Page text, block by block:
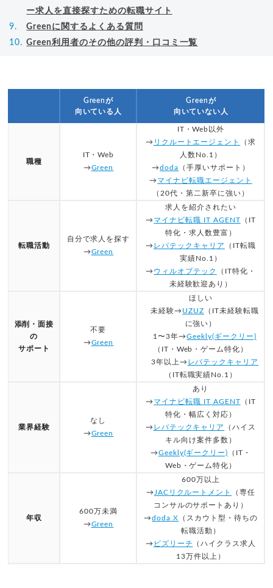
ー求人を直接探すための転職サイト
Greenに関するよくある質問
Green利用者のその他の評判・口コミ一覧
Greenが
向いている人
Greenが
向いていない人
職種
IT・Web
→Green
IT・Web以外
→ リクルートエージェント
（求
人数No.1）
→doda （手厚いサポート）
→ マイナビ転職エージェント
（20代・第二新卒に強い）
転職活動
自分で求人を探す
→Green
求人を紹介されたい
→ マイナビ転職 IT AGENT （IT
特化・求人数豊富）
→ レバテックキャリア
（IT転職
実績No.1）
→ ウィルオブテック
（IT特化・
未経験歓迎あり）
添削・面接
の
サポート
不要
→Green
ほしい
未経験→ UZUZ （IT未経験転職
に強い）
1〜3年→Geekly(ギークリー)
（IT・Web・ゲーム特化）
3年以上→ レバテックキャリア
（IT転職実績No.1）
業界経験
なし
→Green
あり
→ マイナビ転職 IT AGENT （IT
特化・幅広く対応）
→ レバテックキャリア
（ハイス
キル向け案件多数）
→Geekly(ギークリー)
（IT・
Web・ゲーム特化）
年収
600万未満
→Green
600万以上
→ JACリクルートメント
（専任
コンサルのサポートあり）
→doda X （スカウト型・待ちの
転職活動）
→ ビズリーチ
（ハイクラス求人
13万件以上）